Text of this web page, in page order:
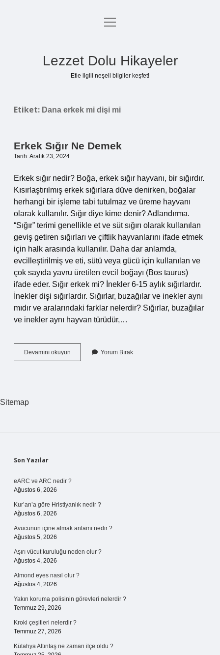
Anasayfa
menüyü
Lezzet Dolu Hikayeler
Etle ilgili neşeli bilgiler keşfet!
Etiket: Dana erkek mi dişi mi
Erkek Sığır Ne Demek
Tarih: Aralık 23, 2024
Erkek sığır nedir? Boğa, erkek sığır hayvanı, bir sığırdır.
Kısırlaştırılmış erkek sığırlara düve denirken, boğalar
herhangi bir işleme tabi tutulmaz ve üreme hayvanı
olarak kullanılır. Sığır diye kime denir? Adlandırma.
“Sığır” terimi genellikle et ve süt sığırı olarak kullanılan
geviş getiren sığırları ve çiftlik hayvanlarını ifade etmek
için halk arasında kullanılır. Daha dar anlamda,
evcilleştirilmiş ve eti, sütü veya gücü için kullanılan ve
çok sayıda yavru üretilen evcil boğayı (Bos taurus)
ifade eder. Sığır erkek mi? İnekler 6-15 aylık sığırlardır.
İnekler dişi sığırlardır. Sığırlar, buzağılar ve inekler aynı
mıdır ve aralarındaki farklar nelerdir? Sığırlar, buzağılar
ve inekler aynı hayvan türüdür,…
Devamını okuyun
Sığır
Yorum Bırak
Sitemap
Sidebar
Son Yazılar
eARC ve ARC nedir ?
Ağustos 6, 2026
Kur’an’a göre Hristiyanlık nedir ?
Ağustos 6, 2026
Avucunun içine almak anlamı nedir ?
Ağustos 5, 2026
Aşırı vücut kuruluğu neden olur ?
Ağustos 4, 2026
Almond eyes nasıl olur ?
Ağustos 4, 2026
Yakın koruma polisinin görevleri nelerdir ?
Temmuz 29, 2026
Kroki çeşitleri nelerdir ?
Temmuz 27, 2026
Kütahya Altıntaş ne zaman ilçe oldu ?